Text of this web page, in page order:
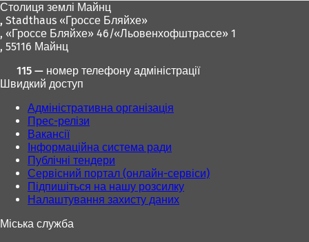
Столиця землі Майнц
, Stadthaus «Гроссе Бляйхе»
, «Гроссе Бляйхе» 46/«Льовенхофштрассе» 1
, 55116 Майнц
115 — номер телефону адміністрації
Швидкий доступ
Адміністративна організація
Прес-релізи
Вакансії
Інформаційна система ради
Публічні тендери
Сервісний портал (онлайн-сервіси)
Підпишіться на нашу розсилку
Налаштування захисту даних
Міська служба